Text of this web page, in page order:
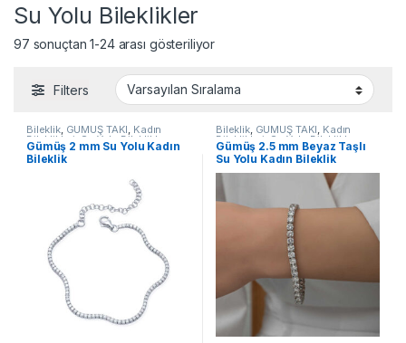
Su Yolu Bileklikler
97 sonuçtan 1-24 arası gösteriliyor
Filters
Bileklik, GÜMÜŞ TAKI, Kadın
Bileklikleri Su Yolu Bileklikler
Gümüş 2 mm Su Yolu Kadın
Bileklik
Bileklik, GÜMÜŞ TAKI, Kadın
Bileklikleri ,Su Yolu Bileklikler
Gümüş 2.5 mm Beyaz Taşlı
Su Yolu Kadın Bileklik